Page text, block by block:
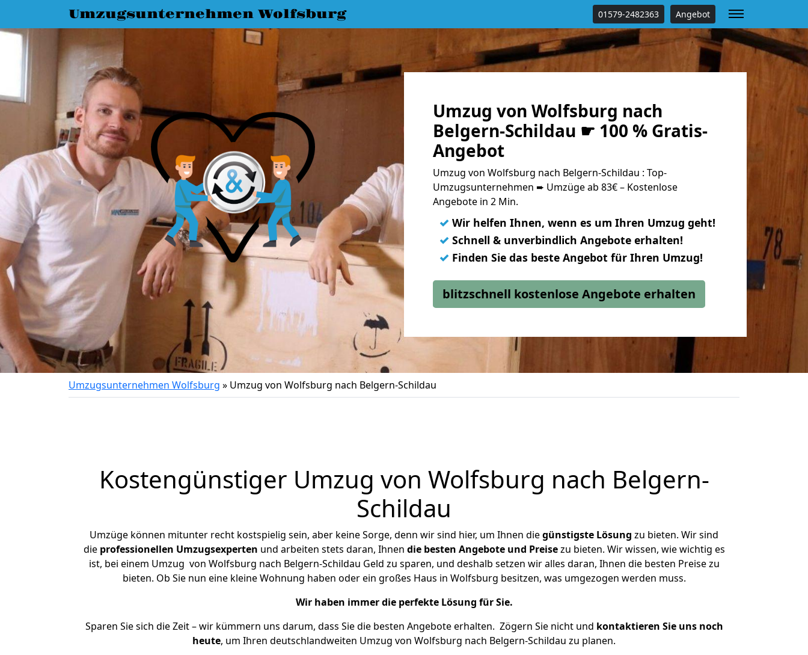
Umzugsunternehmen Wolfsburg 01579-2482363 Angebot
Umzug von Wolfsburg nach
Belgern-Schildau ☛ 100 % Gratis-
Angebot
Umzug von Wolfsburg nach Belgern-Schildau : Top-
Umzugsunternehmen ➨ Umzüge ab 83€ – Kostenlose
Angebote in 2 Min.
✓ Wir helfen Ihnen, wenn es um Ihren Umzug geht!
✓ Schnell & unverbindlich Angebote erhalten!
✓ Finden Sie das beste Angebot für Ihren Umzug!
blitzschnell kostenlose Angebote erhalten
Umzugsunternehmen Wolfsburg » Umzug von Wolfsburg nach Belgern-Schildau
Kostengünstiger Umzug von Wolfsburg nach Belgern-
Schildau
Umzüge können mitunter recht kostspielig sein, aber keine Sorge, denn wir sind hier, um Ihnen diegünstigste Lösung zu bieten. Wir sind
die professionellen Umzugsexperten und arbeiten stets daran, Ihnen die besten Angebote und Preisezu bieten. Wir wissen, wie wichtig es
ist, bei einem Umzug von Wolfsburg nach Belgern-Schildau Geld zu sparen, und deshalb setzen wir alles daran, Ihnen die besten Preise zu
bieten. Ob Sie nun eine kleine Wohnung haben oder ein großes Haus in Wolfsburg besitzen, was umgezogen werden muss.
Wir haben immer die perfekte Lösung für Sie.
Sparen Sie sich die Zeit – wir kümmern uns darum, dass Sie die besten Angebote erhalten. Zögern Sie nicht und kontaktieren Sie uns noch
heute, um Ihren deutschlandweiten Umzug von Wolfsburg nach Belgern-Schildau zu planen.